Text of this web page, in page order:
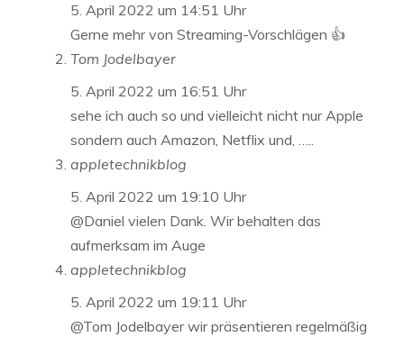
5. April 2022 um 14:51 Uhr
Gerne mehr von Streaming-Vorschlägen 👍
Tom Jodelbayer
5. April 2022 um 16:51 Uhr
sehe ich auch so und vielleicht nicht nur Apple
sondern auch Amazon, Netflix und, …..
appletechnikblog
5. April 2022 um 19:10 Uhr
@Daniel vielen Dank. Wir behalten das
aufmerksam im Auge
appletechnikblog
5. April 2022 um 19:11 Uhr
@Tom Jodelbayer wir präsentieren regelmäßig